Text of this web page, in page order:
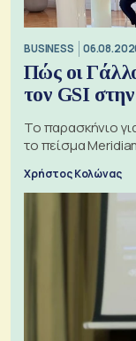
BUSINESS
Πώς οι
τον GSI
Το παρασκήνιο
το πείσμα
Χρήστος Κολώνας